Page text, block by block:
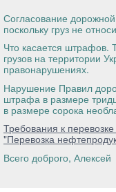
Согласование
поскольку груз не
Что касается штрафов.
грузов на территории
правонарушениях.
Нарушение Правил
штрафа в размере
в размере сорока
Требования к
"Перевозка
Всего доброго, Алексей